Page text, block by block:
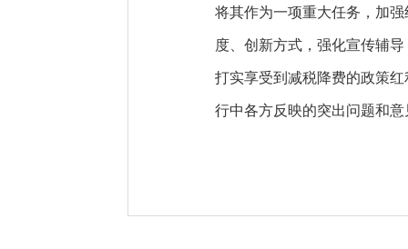
将其作为一项重大任务，加
度、创新方式，强化宣传辅
打实享受到减税降费的政策
行中各方反映的突出问题和